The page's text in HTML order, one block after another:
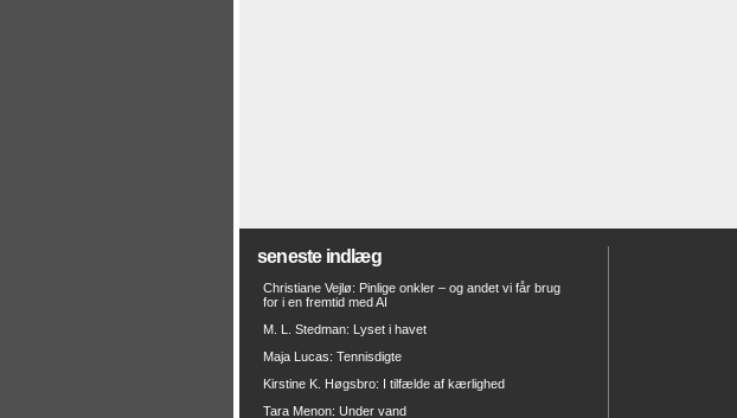
seneste indlæg
Christiane Vejlø: Pinlige onkler – og andet vi får brug
for i en fremtid med AI
M. L. Stedman: Lyset i havet
Maja Lucas: Tennisdigte
Kirstine K. Høgsbro: I tilfælde af kærlighed
Tara Menon: Under vand